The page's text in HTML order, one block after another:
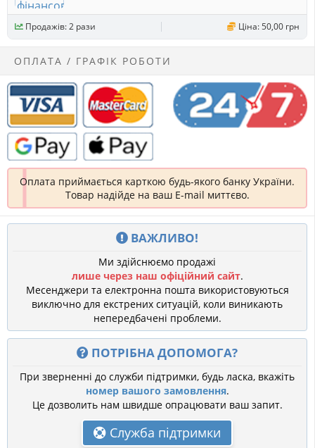
Продажів: 2 рази Ціна: 50,00 грн
ОПЛАТА / ГРАФІК РОБОТИ
Оплата приймається карткою будь-якого банку України.
Товар надійде на ваш E-mail миттєво.
ВАЖЛИВО!
Ми здійснюємо продажі
лише через наш офіційний сайт.
Месенджери та електронна пошта використовуються
виключно для екстрених ситуацій, коли виникають
непередбачені проблеми.
ПОТРІБНА ДОПОМОГА?
При зверненні до служби підтримки, будь ласка, вкажіть
номер вашого замовлення.
Це дозволить нам швидше опрацювати ваш запит.
Служба підтримки